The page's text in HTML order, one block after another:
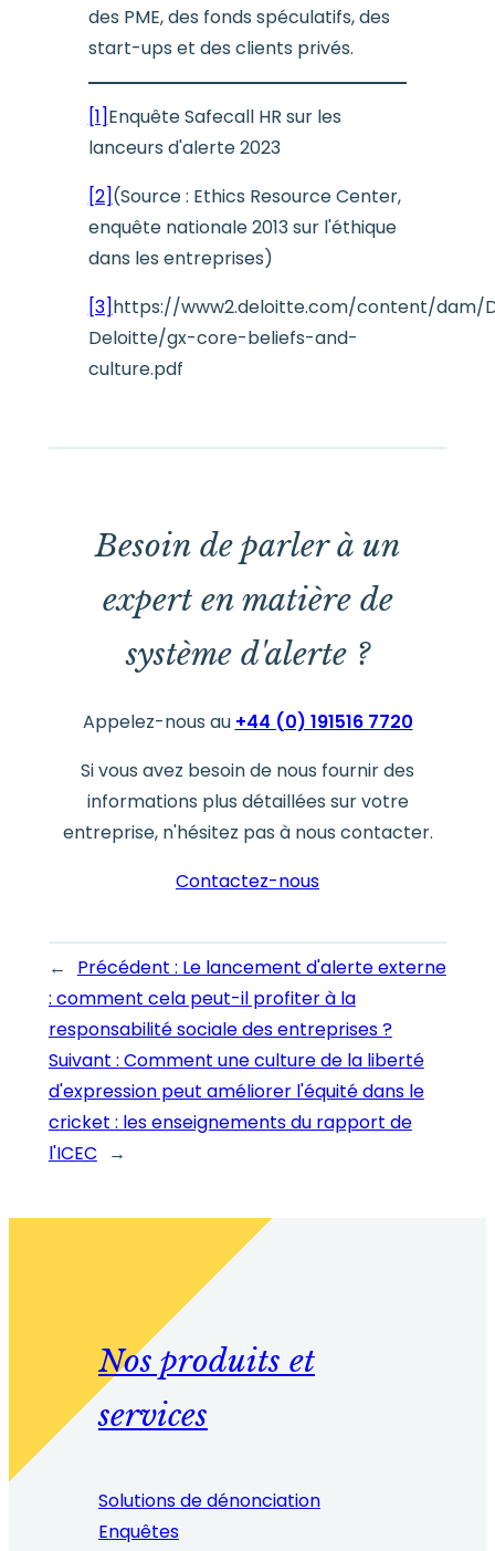
des PME, des fonds spéculatifs, des
start-ups et des clients privés.
[1]Enquête Safecall HR sur les
lanceurs d'alerte 2023
[2](Source : Ethics Resource Center,
enquête nationale 2013 sur l'éthique
dans les entreprises)
[3]https://www2.deloitte.com/content/
Deloitte/gx-core-beliefs-and-
culture.pdf
Besoin de parler à un
expert en matière de
système d'alerte ?
Appelez-nous au +44 (0) 191516 7720
Si vous avez besoin de nous fournir des
informations plus détaillées sur votre
entreprise, n'hésitez pas à nous contacter.
Contactez-nous
← Précédent : Le lancement d'alerte externe
: comment cela peut-il profiter à la
responsabilité sociale des entreprises ?
Suivant : Comment une culture de la liberté
d'expression peut améliorer l'équité dans le
cricket : les enseignements du rapport de
l'ICEC
→
Nos produits et
services
Solutions de dénonciation
Enquêtes